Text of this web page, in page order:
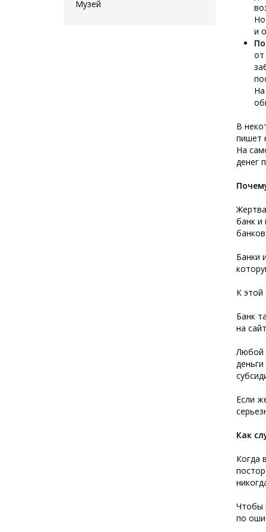
и
от
В
пишет
На
денег
банк и
Банки
К этой
Банк
на
Любой
Если
Как
Когда
Чтобы
по
Музей